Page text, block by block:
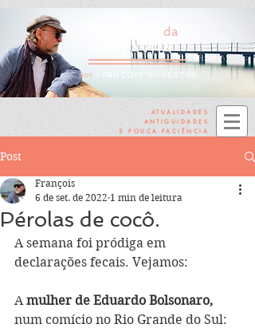
da
PALAVRA
por FRANÇOIS SILVESTRE
ATUALIDADES
ANTIGUIDADES
E POUCA PACIÊNCIA
Post
Pérolas de cocô.
François
6 de set. de 2022 1 min de leitura
A semana foi pródiga em
declarações fecais. Vejamos:
A mulher de Eduardo Bolsonaro,
num comício no Rio Grande do Sul: